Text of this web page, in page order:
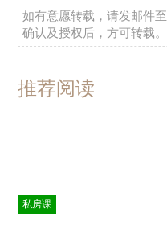
如有意愿转载，请发邮件至
确认及授权后，方可转载。
推荐阅读
私房课